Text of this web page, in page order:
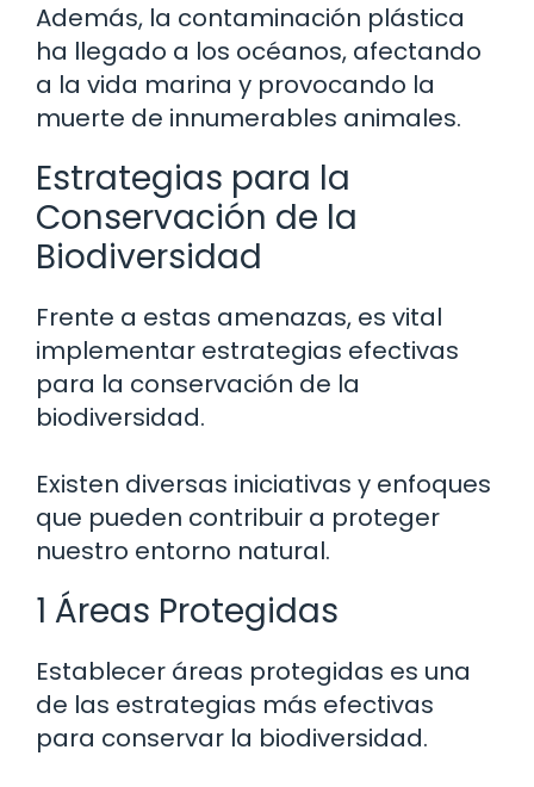
Además, la contaminación plástica
ha llegado a los océanos, afectando
a la vida marina y provocando la
muerte de innumerables animales.
Estrategias para la
Conservación de la
Biodiversidad
Frente a estas amenazas, es vital
implementar estrategias efectivas
para la conservación de la
biodiversidad.
Existen diversas iniciativas y enfoques
que pueden contribuir a proteger
nuestro entorno natural.
1 Áreas Protegidas
Establecer áreas protegidas es una
de las estrategias más efectivas
para conservar la biodiversidad.